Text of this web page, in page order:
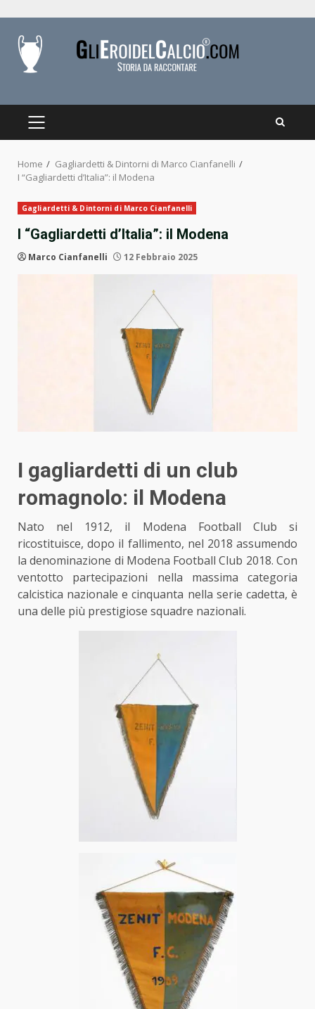
content
PRIMARY
Home
Gagliardetti & Dintorni di Marco Cianfanelli
I “Gagliardetti d’Italia”: il Modena
Gagliardetti & Dintorni di Marco Cianfanelli
I “Gagliardetti d’Italia”: il Modena
Marco Cianfanelli 12 Febbraio 2025
I gagliardetti di un club
romagnolo: il Modena
Nato nel 1912, il Modena Football Club si
ricostituisce, dopo il fallimento, nel 2018 assumendo
la denominazione di Modena Football Club 2018. Con
ventotto partecipazioni nella massima categoria
calcistica nazionale e cinquanta nella serie cadetta, è
una delle più prestigiose squadre nazionali.